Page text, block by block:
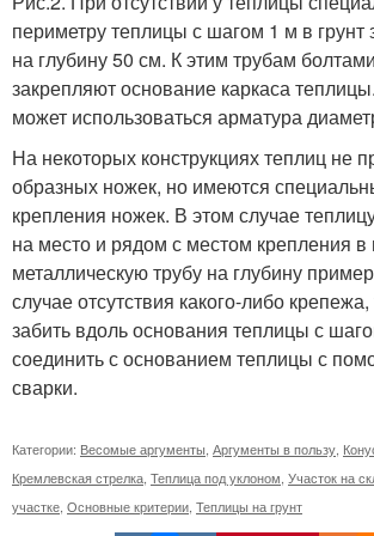
периметру теплицы с шагом 1 м в грунт
на глубину 50 см. К этим трубам
закрепляют основание каркаса
может использоваться арматура
На некоторых конструкциях теплиц не
образных ножек, но имеются
крепления ножек. В этом случае
на место и рядом с местом крепления в
металлическую трубу на глубину
случае отсутствия какого-либо
забить вдоль основания теплицы с
соединить с основанием теплицы с
сварки.
Категории: Весомые аргументы Аргументы в пользу
Кремлевская стрелка Теплица под уклоном Участок на
участке Основные критерии Теплицы на грунт